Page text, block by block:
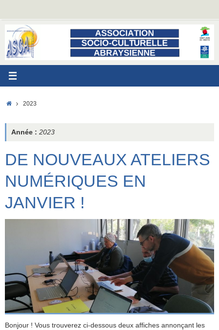
contenu
ACCUEIL
2023
Année : 2023
DE NOUVEAUX ATELIERS
NUMÉRIQUES EN
JANVIER !
Bonjour ! Vous trouverez ci-dessous deux affiches annonçant les